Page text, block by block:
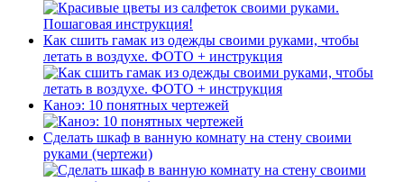
Как сшить гамак из одежды своими руками, чтобы
летать в воздухе. ФОТО + инструкция
Каноэ: 10 понятных чертежей
Сделать шкаф в ванную комнату на стену своими
руками (чертежи)